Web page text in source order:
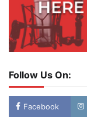
Follow Us On:
Facebook